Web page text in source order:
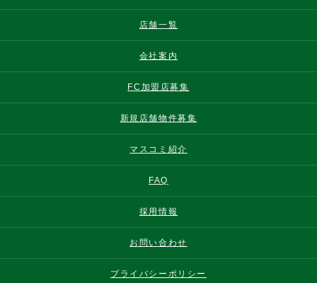
店舗一覧
会社案内
FC加盟店募集
新規店舗物件募集
マスコミ紹介
FAQ
採用情報
お問い合わせ
プライバシーポリシー